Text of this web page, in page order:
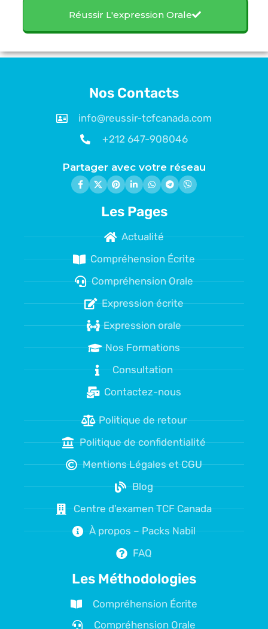
Réussir L'expression Orale
Nos Contacts
info@reussir-tcfcanada.com
+212 647-908046
Partager avec votre réseau
Les Pages
Actualité
Compréhension Écrite
Compréhension Orale
Expression écrite
Expression orale
Nos Formations
Consultation
Contactez-nous
Politique de retour
Politique de confidentialité
Mentions Légales et CGU
Blog
Centre d'examen TCF Canada
À propos – Packs Nabil
FAQ
Les Méthodologies
Compréhension Écrite
Compréhension Orale